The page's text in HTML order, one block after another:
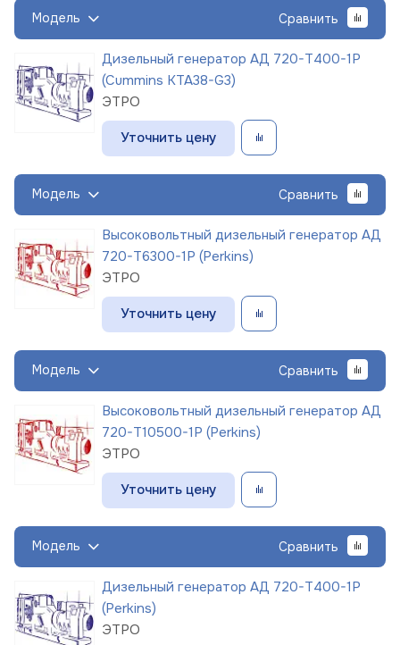
Модель Сравнить
Дизельный генератор АД 720-Т400-1Р
(Cummins KTA38-G3)
ЭТРО
Уточнить цену
Модель Сравнить
Высоковольтный дизельный генератор АД
720-Т6300-1Р (Perkins)
ЭТРО
Уточнить цену
Модель Сравнить
Высоковольтный дизельный генератор АД
720-Т10500-1Р (Perkins)
ЭТРО
Уточнить цену
Модель Сравнить
Дизельный генератор АД 720-Т400-1Р
(Perkins)
ЭТРО